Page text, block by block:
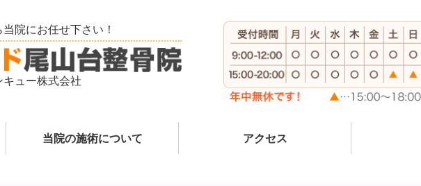
院にお任せ下さい！
ュー株式会社
当院の施術について アクセス